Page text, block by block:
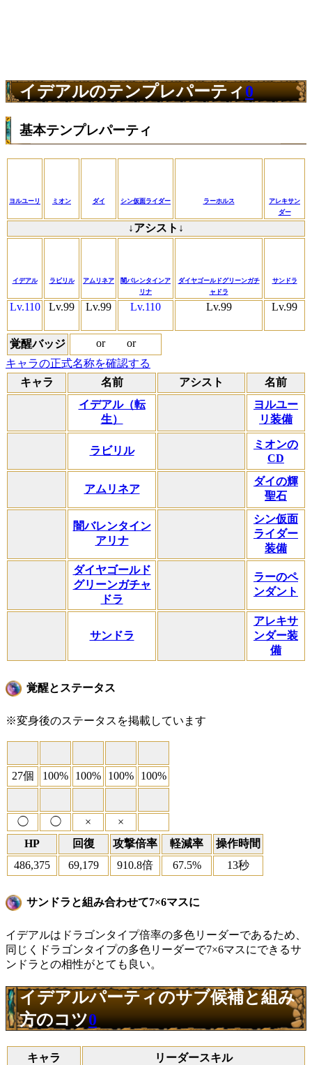
イデアルのテンプレパーティ0
基本テンプレパーティ
ヨルユーリ ミオン ダイ シン仮面ライダー ラーホルス
アレキサン
ダー
↓アシスト↓
イデアル ラビリル アムリネア
闇バレンタインア
リナ
ダイヤゴールドグリーンガチ
ャドラ
サンドラ
Lv.110 Lv.99 Lv.99 Lv.110 Lv.99 Lv.99
覚醒バッジ or
or
キャラの正式名称を確認する
キャラ
名前 アシスト
名前
イデアル（転
生）
ヨルユー
リ装備
ラビリル
ミオンの
CD
アムリネア
ダイの輝
聖石
闇バレンタイン
アリナ
シン仮面
ライダー
装備
ダイヤゴールド
グリーンガチャ
ドラ
ラーのペ
ンダント
サンドラ
アレキサ
ンダー装
備
覚醒とステータス
※変身後のステータスを掲載しています
27個 100% 100% 100% 100%
◯ ◯ ×
×
HP
回復 攻撃倍率 軽減率
操作時間
486,375
69,179 910.8倍 67.5% 13秒
サンドラと組み合わせて7×6マスに
イデアルはドラゴンタイプ倍率の多色リーダーであるため、
同じくドラゴンタイプの多色リーダーで7×6マスにできるサ
ンドラとの相性がとても良い。
イデアルパーティのサブ候補と組み
方のコツ0
キャラ リーダースキル